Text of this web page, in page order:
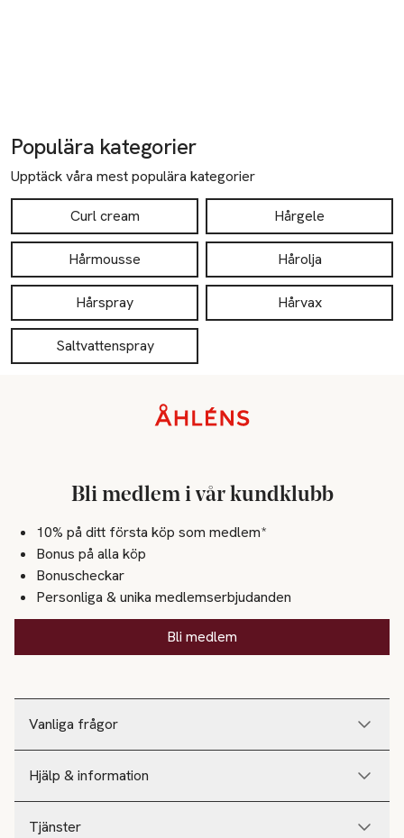
Populära kategorier
Upptäck våra mest populära kategorier
Curl cream Hårgele
Hårmousse Hårolja
Hårspray Hårvax
Saltvattenspray
Vanliga frågor
Hjälp & information
Tjänster
Bli medlem i vår kundklubb
10% på ditt första köp som medlem*
Bonus på alla köp
Bonuscheckar
Personliga & unika medlemserbjudanden
Bli medlem